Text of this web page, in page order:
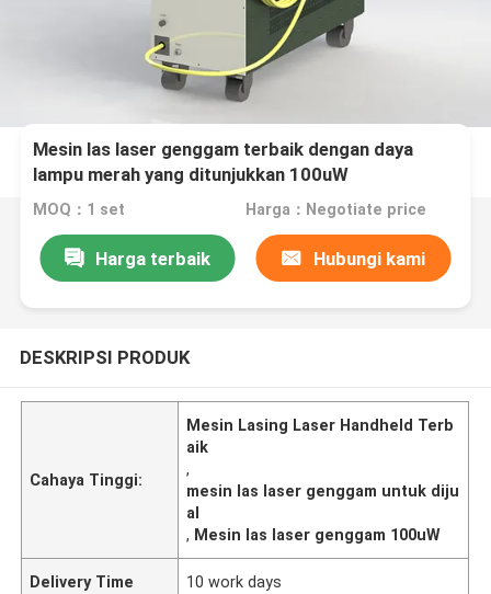
Mesin las laser genggam terbaik dengan daya
lampu merah yang ditunjukkan 100uW
MOQ：1 set Harga：Negotiate price
Harga terbaik Hubungi kami
DESKRIPSI PRODUK
Cahaya Tinggi:
Mesin Lasing Laser Handheld Terb
aik
,
mesin las laser genggam untuk diju
al
, Mesin las laser genggam 100uW
Delivery Time 10 work days